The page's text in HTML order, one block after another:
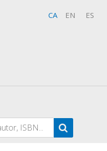
CA EN ES